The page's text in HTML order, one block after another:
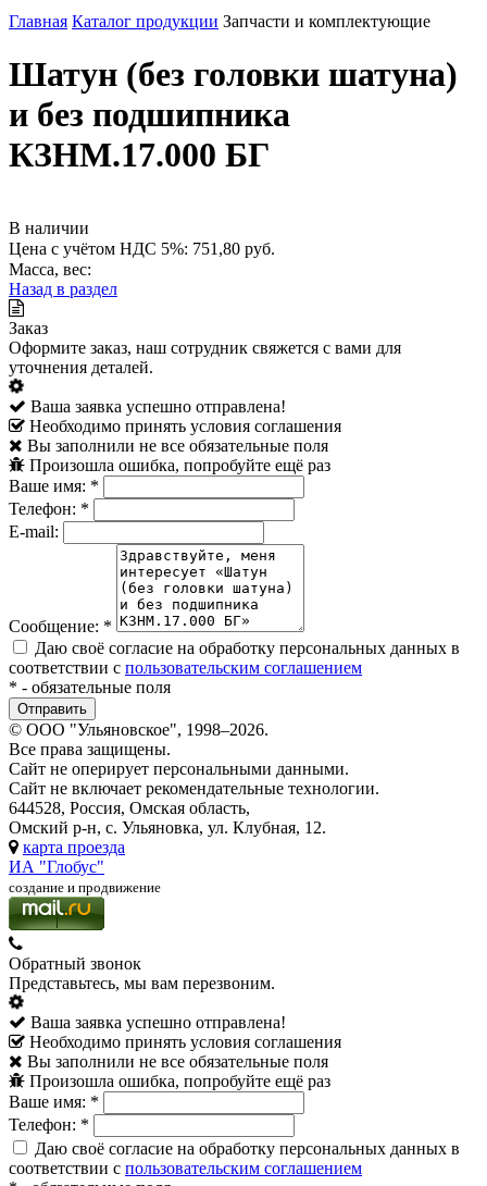
Главная Каталог продукции Запчасти и комплектующие
Шатун (без головки шатуна)
и без подшипника
КЗНМ.17.000 БГ
В наличии
Цена с учётом НДС 5%: 751,80 руб.
Масса, вес:
Назад в раздел
Заказ
Оформите заказ, наш сотрудник свяжется с вами для
уточнения деталей.
Ваша заявка успешно отправлена!
Необходимо принять условия соглашения
Вы заполнили не все обязательные поля
Произошла ошибка, попробуйте ещё раз
Ваше имя: *
Телефон: *
E-mail:
Сообщение: *
Даю своё согласие на обработку персональных данных в
соответствии с пользовательским соглашением
* - обязательные поля
© ООО "Ульяновское", 1998–2026.
Все права защищены.
Сайт не оперирует персональными данными.
Сайт не включает рекомендательные технологии.
644528, Россия, Омская область,
Омский р-н, с. Ульяновка, ул. Клубная, 12.
карта проезда
ИА "Глобус"
создание и продвижение
Обратный звонок
Представьтесь, мы вам перезвоним.
Ваша заявка успешно отправлена!
Необходимо принять условия соглашения
Вы заполнили не все обязательные поля
Произошла ошибка, попробуйте ещё раз
Ваше имя: *
Телефон: *
Даю своё согласие на обработку персональных данных в
соответствии с пользовательским соглашением